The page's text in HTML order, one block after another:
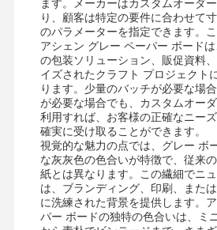
ます。メーカーはカスタムオーダ
り、顧客は特定の要件に合わせて
のパラメーターを指定できます。こ
アシェン グレー ペーパー ボード
の包装ソリューション、販促資料
イズされたクラフト プロジェクト
ります。少量のバッチが必要な場
が必要な場合でも、カスタムオー
利用すれば、お客様の正確なニー
確実に受け取ることができます。
視覚的な魅力の点では、グレー ボ
な灰灰色の色合いが特徴で、従来
紙とは異なります。この繊細でニ
は、ブランディング、印刷、また
に洗練された背景を提供します。
パー ボードの独特の色合いは、ミ